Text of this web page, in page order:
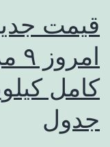
قیمت
کامل
جدول